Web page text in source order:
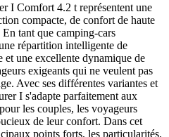
I Comfort 4.2 t représentent une
compacte, de confort de haute
tant que camping-cars
répartition intelligente de
et une excellente dynamique de
exigeants qui ne veulent pas
Avec ses différentes variantes et
I s'adapte parfaitement aux
les couples, les voyageurs
de leur confort. Dans cet
points forts, les particularités,